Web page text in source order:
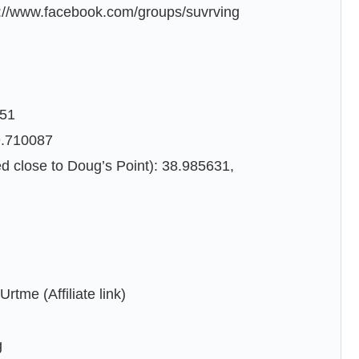
groups/suvrving
close to Doug’s Point): 38.985631,
(Affiliate link)